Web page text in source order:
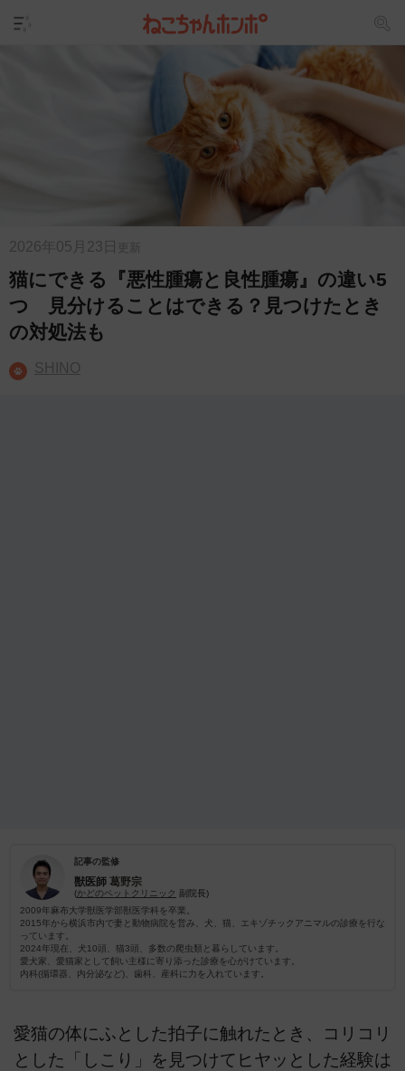
2026年05月23日 更新
猫にできる『悪性腫瘍と良性腫瘍』の違い5
つ 見分けることはできる？見つけたとき
の対処法も
SHINO
記事の監修
獣医師 葛野宗
(かどのペットクリニック 副院長)
2009年麻布大学獣医学部獣医学科を卒業。
2015年から横浜市内で妻と動物病院を営み、犬、猫、エキゾチックアニマルの診療を行な
っています。
2024年現在、犬10頭、猫3頭、多数の爬虫類と暮らしています。
愛犬家、愛猫家として飼い主様に寄り添った診療を心がけています。
内科(循環器、内分泌など)、歯科、産科に力を入れています。
愛猫の体にふとした拍子に触れたとき、コリコリ
とした「しこり」を見つけてヒヤッとした経験は